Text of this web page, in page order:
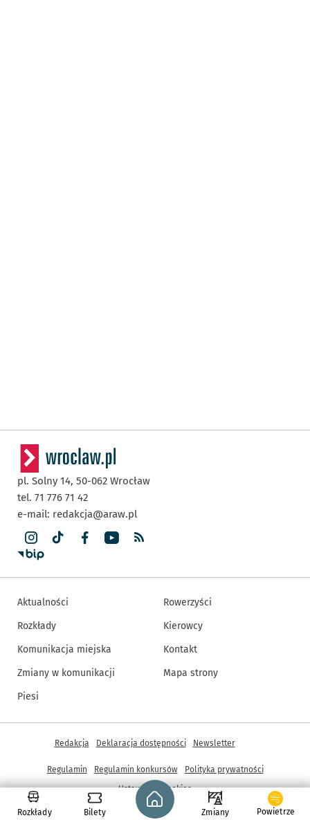
Rozkłady Bilety
Strona główna - wroclaw.pl
Zmiany Powietrze
pl. Solny 14, 50-062 Wrocław
tel. 71 776 71 42
e-mail: redakcja@araw.pl
Aktualności
Rozkłady
Komunikacja miejska
Zmiany w komunikacji
Piesi
Rowerzyści
Kierowcy
Kontakt
Mapa strony
© Copyright 2005-2026, ARAW S.A., Gmina Wrocław
Inne informacje
Redakcja Deklaracja dostępności Newsletter
Regulamin Regulamin konkursów
Polityka prywatności
Ustawienia cookies